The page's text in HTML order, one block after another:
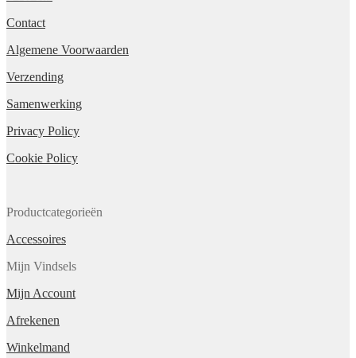
Contact
Algemene Voorwaarden
Verzending
Samenwerking
Privacy Policy
Cookie Policy
Productcategorieën
Accessoires
Mijn Vindsels
Mijn Account
Afrekenen
Winkelmand